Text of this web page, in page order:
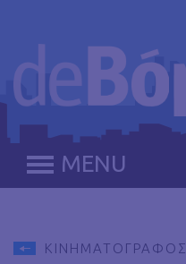
MENU
ΚΙΝΗΜΑΤΟΓΡΑΦΟΣ